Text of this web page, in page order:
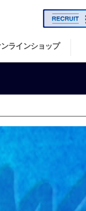
ンラインショップ